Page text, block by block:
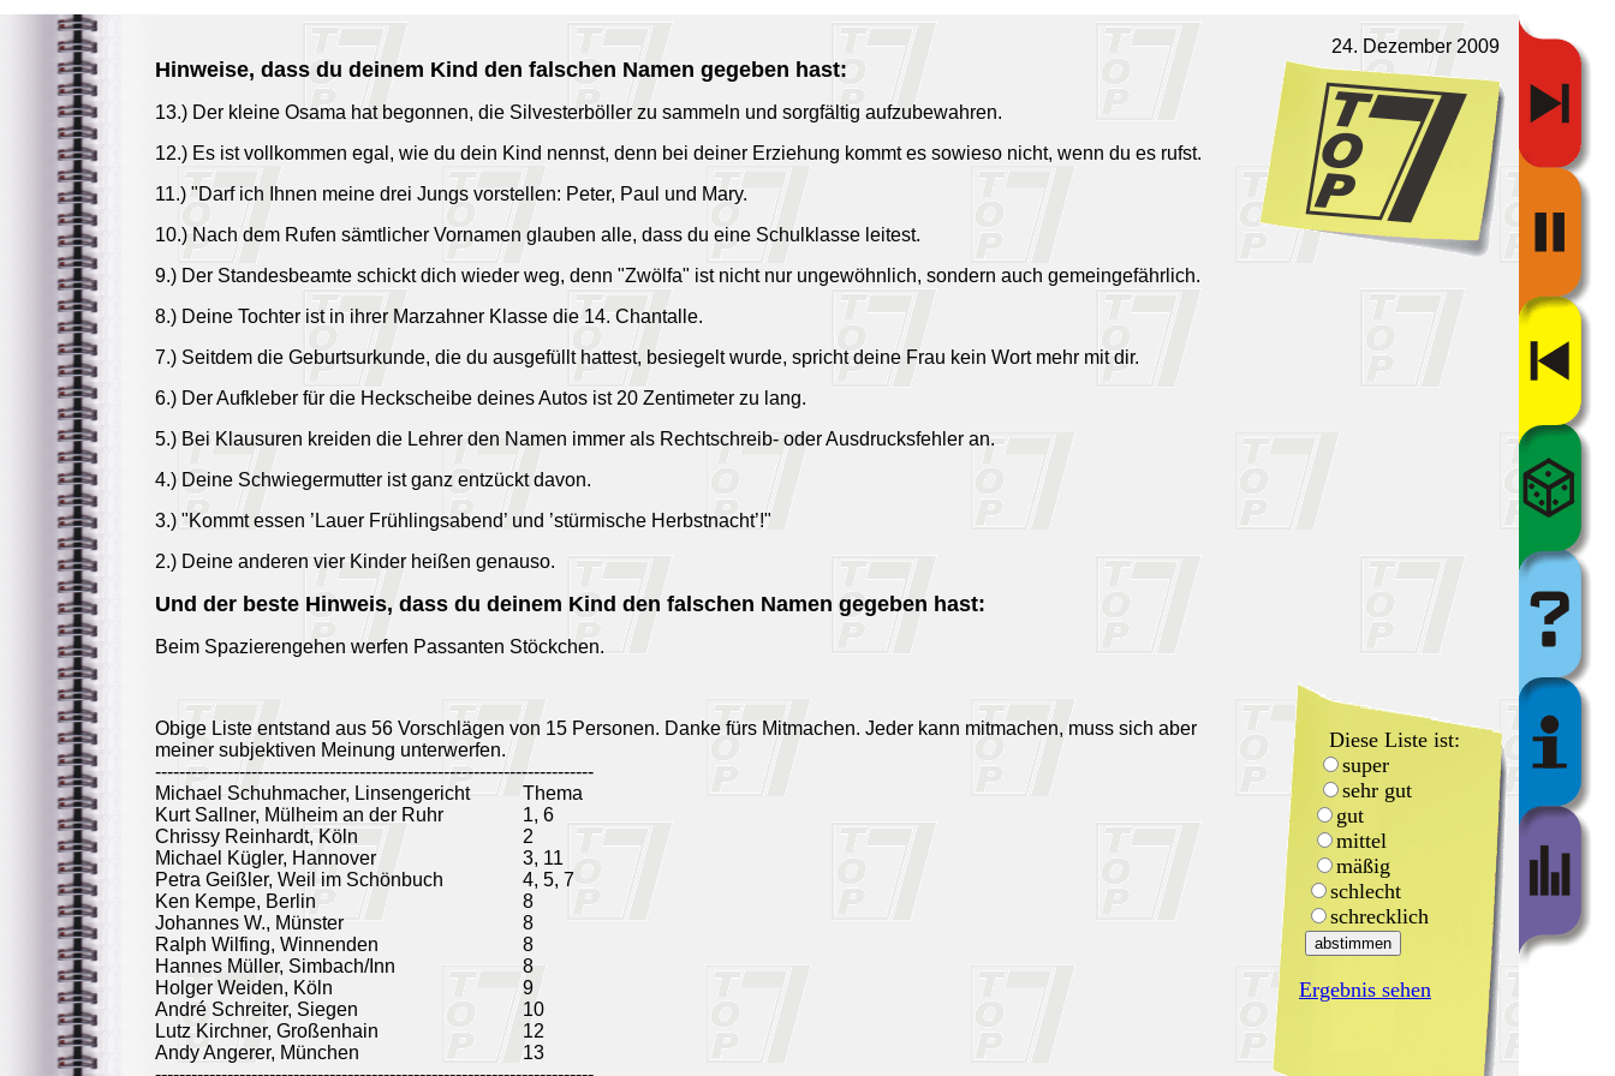
24. Dezember 2009
Hinweise, dass du deinem Kind den falschen Namen gegeben hast:
13.) Der kleine Osama hat begonnen, die Silvesterböller zu sammeln und sorgfältig aufzubewahren.
12.) Es ist vollkommen egal, wie du dein Kind nennst, denn bei deiner Erziehung kommt es sowieso nicht, wenn du es rufst.
11.) "Darf ich Ihnen meine drei Jungs vorstellen: Peter, Paul und Mary.
10.) Nach dem Rufen sämtlicher Vornamen glauben alle, dass du eine Schulklasse leitest.
9.) Der Standesbeamte schickt dich wieder weg, denn "Zwölfa" ist nicht nur ungewöhnlich, sondern auch gemeingefährlich.
8.) Deine Tochter ist in ihrer Marzahner Klasse die 14. Chantalle.
7.) Seitdem die Geburtsurkunde, die du ausgefüllt hattest, besiegelt wurde, spricht deine Frau kein Wort mehr mit dir.
6.) Der Aufkleber für die Heckscheibe deines Autos ist 20 Zentimeter zu lang.
5.) Bei Klausuren kreiden die Lehrer den Namen immer als Rechtschreib- oder Ausdrucksfehler an.
4.) Deine Schwiegermutter ist ganz entzückt davon.
3.) "Kommt essen ’Lauer Frühlingsabend’ und ’stürmische Herbstnacht’!"
2.) Deine anderen vier Kinder heißen genauso.
Und der beste Hinweis, dass du deinem Kind den falschen Namen gegeben hast:
Beim Spazierengehen werfen Passanten Stöckchen.
Obige Liste entstand aus 56 Vorschlägen von 15 Personen. Danke fürs Mitmachen. Jeder kann mitmachen, muss sich aber
meiner subjektiven Meinung unterwerfen.
-------------------------------------------------------------------------
Michael Schuhmacher, Linsengericht
Thema
Kurt Sallner, Mülheim an der Ruhr
1, 6
Chrissy Reinhardt, Köln
2
Michael Kügler, Hannover
3, 11
Petra Geißler, Weil im Schönbuch
4, 5, 7
Ken Kempe, Berlin
8
Johannes W., Münster
8
Ralph Wilfing, Winnenden
8
Hannes Müller, Simbach/Inn
8
Holger Weiden, Köln
9
André Schreiter, Siegen
10
Lutz Kirchner, Großenhain
12
Andy Angerer, München
13
Diese Liste ist:
super
sehr gut
gut
mittel
mäßig
schlecht
schrecklich
Ergebnis sehen